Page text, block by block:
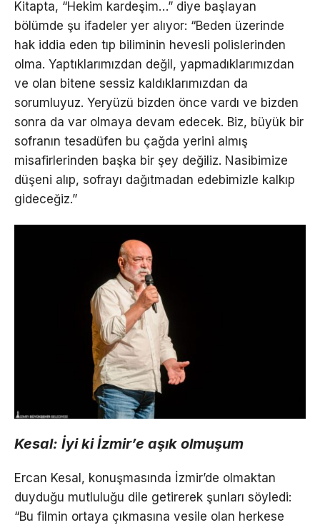
Kitapta, “Hekim kardeşim…” diye başlayan
bölümde şu ifadeler yer alıyor: “Beden üzerinde
hak iddia eden tıp biliminin hevesli polislerinden
olma. Yaptıklarımızdan değil, yapmadıklarımızdan
ve olan bitene sessiz kaldıklarımızdan da
sorumluyuz. Yeryüzü bizden önce vardı ve bizden
sonra da var olmaya devam edecek. Biz, büyük bir
sofranın tesadüfen bu çağda yerini almış
misafirlerinden başka bir şey değiliz. Nasibimize
düşeni alıp, sofrayı dağıtmadan edebimizle kalkıp
gideceğiz.”
Kesal: İyi ki İzmir’e aşık olmuşum
Ercan Kesal, konuşmasında İzmir’de olmaktan
duyduğu mutluluğu dile getirerek şunları söyledi:
“Bu filmin ortaya çıkmasına vesile olan herkese